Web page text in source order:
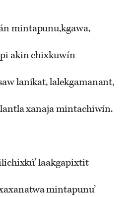
mintapunu,kgawa,
akin chixkuwín
lanikat, lalekgamanant,
xanaja mintachiwín.
laakgapixtit
mintapunu’